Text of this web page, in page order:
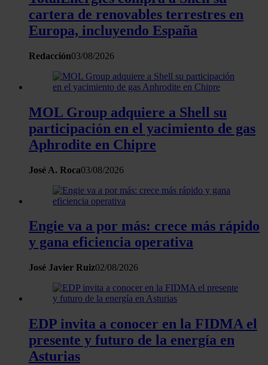
de cookies.
Las cookies de este sitio web se usan para personalizar
sociales y analizar el tráfico. Además, compartimos
información sobre el uso que haga del sitio web con
nuestros partners de redes sociales, publicidad y análisis
web, quienes pueden combinarla con otra información
que les haya proporcionado o que hayan recopilado a
partir del uso que haya hecho de sus servicios.
cartera de renovables terrestres en
Europa, incluyendo España
Redacción03/08/2026
MOL Group adquiere a Shell su
participación en el yacimiento de gas
Aphrodite en Chipre
José A. Roca03/08/2026
Engie va a por más: crece más rápido
y gana eficiencia operativa
José Javier Ruiz02/08/2026
EDP invita a conocer en la FIDMA el
presente y futuro de la energía en
Asturias